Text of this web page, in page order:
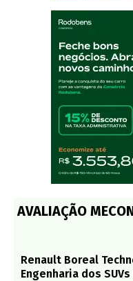
AVALIAÇÃO
Renault Boreal
Engenharia dos